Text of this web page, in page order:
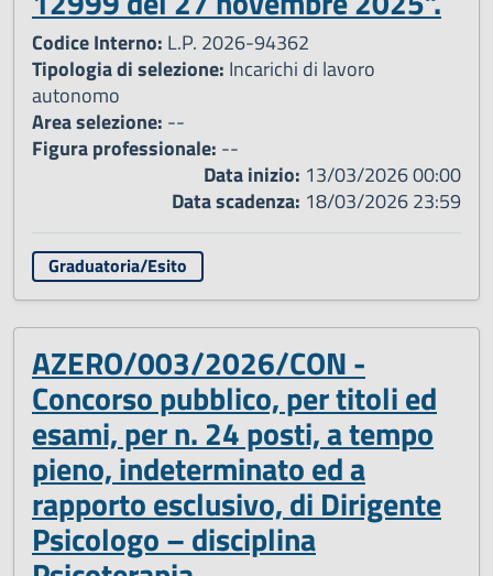
Codice Interno: L.P. 2026-94362
Tipologia di selezione: Incarichi di lavoro
autonomo
Area selezione: --
Figura professionale: --
Data inizio: 13/03/2026 00:00
Data scadenza: 18/03/2026 23:59
Graduatoria/Esito
AZERO/003/2026/CON -
Concorso pubblico, per titoli ed
esami, per n. 24 posti, a tempo
pieno, indeterminato ed a
rapporto esclusivo, di Dirigente
Psicologo – disciplina